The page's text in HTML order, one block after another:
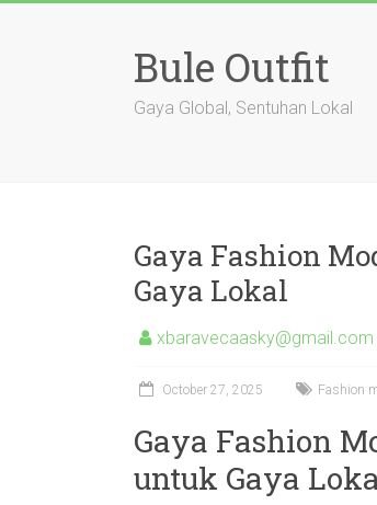
Bule Outfit
Gaya Global, Sentuhan Lokal
Gaya Fashion
Gaya Lokal
xbaravecaasky@gmail.com
October 27, 2025 Fashion
Gaya Fashion
untuk Gaya